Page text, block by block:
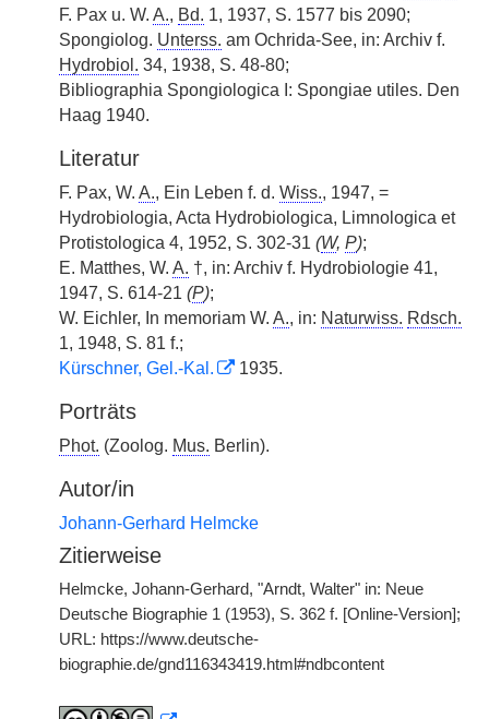
F. Pax u. W. A., Bd. 1, 1937, S. 1577 bis 2090;
Spongiolog. Unterss. am Ochrida-See, in: Archiv f.
Hydrobiol. 34, 1938, S. 48-80;
Bibliographia Spongiologica I: Spongiae utiles. Den
Haag 1940.
Literatur
F. Pax, W. A., Ein Leben f. d. Wiss., 1947, =
Hydrobiologia, Acta Hydrobiologica, Limnologica et
Protistologica 4, 1952, S. 302-31 (W, P);
E. Matthes, W. A. †, in: Archiv f. Hydrobiologie 41,
1947, S. 614-21 (P);
W. Eichler, In memoriam W. A., in: Naturwiss. Rdsch.
1, 1948, S. 81 f.;
Kürschner, Gel.-Kal.
1935.
Porträts
Phot. (Zoolog. Mus. Berlin).
Autor/in
Johann-Gerhard Helmcke
Zitierweise
Helmcke, Johann-Gerhard, "Arndt, Walter" in: Neue
Deutsche Biographie 1 (1953), S. 362 f. [Online-Version];
URL: https://www.deutsche-
biographie.de/gnd116343419.html#ndbcontent